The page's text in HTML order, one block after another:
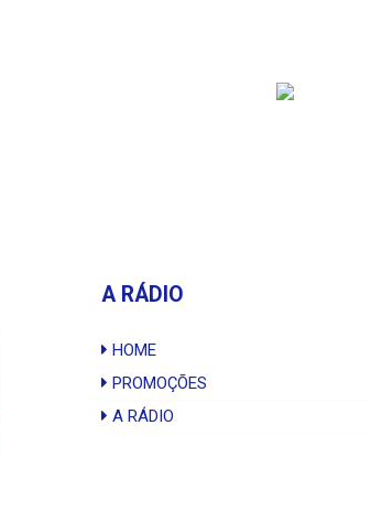
A RÁDIO
HOME
PROMOÇÕES
A RÁDIO